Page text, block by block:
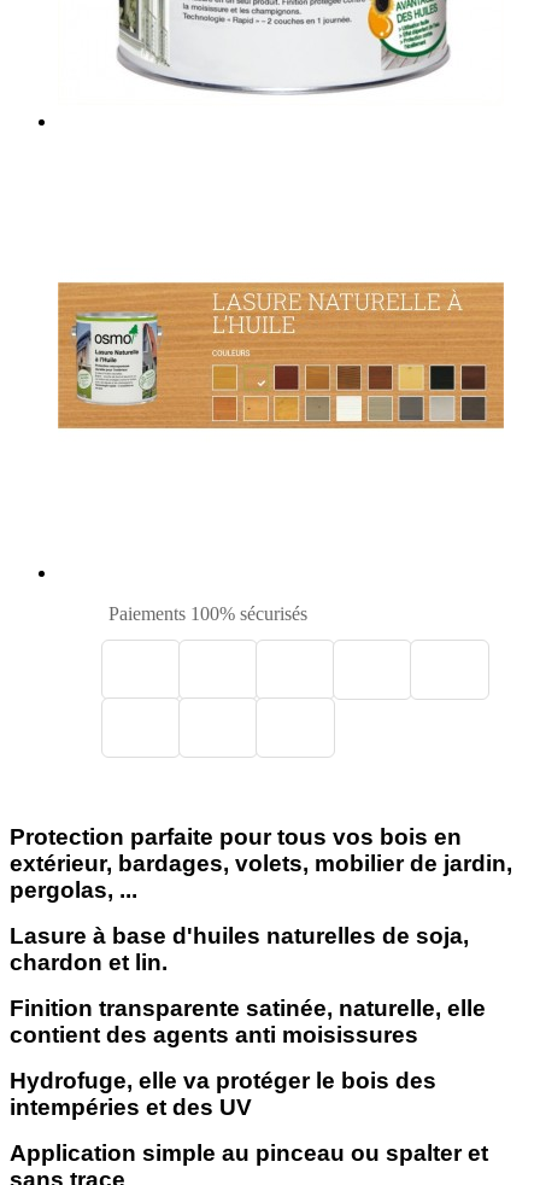
Paiements 100% sécurisés
Protection parfaite pour tous vos bois en
extérieur, bardages, volets, mobilier de jardin,
pergolas, ...
Lasure à base d'huiles naturelles de soja,
chardon et lin.
Finition transparente satinée, naturelle, elle
contient des agents anti moisissures
Hydrofuge, elle va protéger le bois des
intempéries et des UV
Application simple au pinceau ou spalter et
sans trace